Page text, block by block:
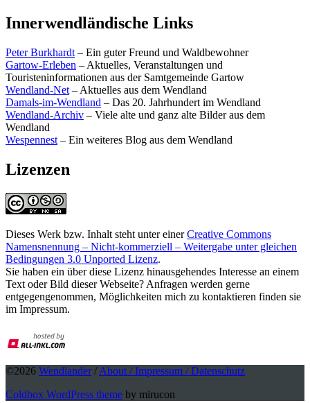
Innerwendländische Links
Peter Burkhardt – Ein guter Freund und Waldbewohner
Gartow-Erleben – Aktuelles, Veranstaltungen und
Touristeninformationen aus der Samtgemeinde Gartow
Wendland-Net – Aktuelles aus dem Wendland
Damals-im-Wendland – Das 20. Jahrhundert im Wendland
Wendland-Archiv – Viele alte und ganz alte Bilder aus dem
Wendland
Wespennest – Ein weiteres Blog aus dem Wendland
Lizenzen
Dieses Werk bzw. Inhalt steht unter einerCreative Commons
Namensnennung – Nicht-kommerziell – Weitergabe unter gleichen
Bedingungen 3.0 Unported Lizenz.
Sie haben ein über diese Lizenz hinausgehendes Interesse an einem
Text oder Bild dieser Webseite? Anfragen werden gerne
entgegengenommen, Möglichkeiten mich zu kontaktieren finden sie
im Impressum.
©2026 Wendlander/ About / Impressum / Datenschutz
Coldbox WordPress theme by mirucon